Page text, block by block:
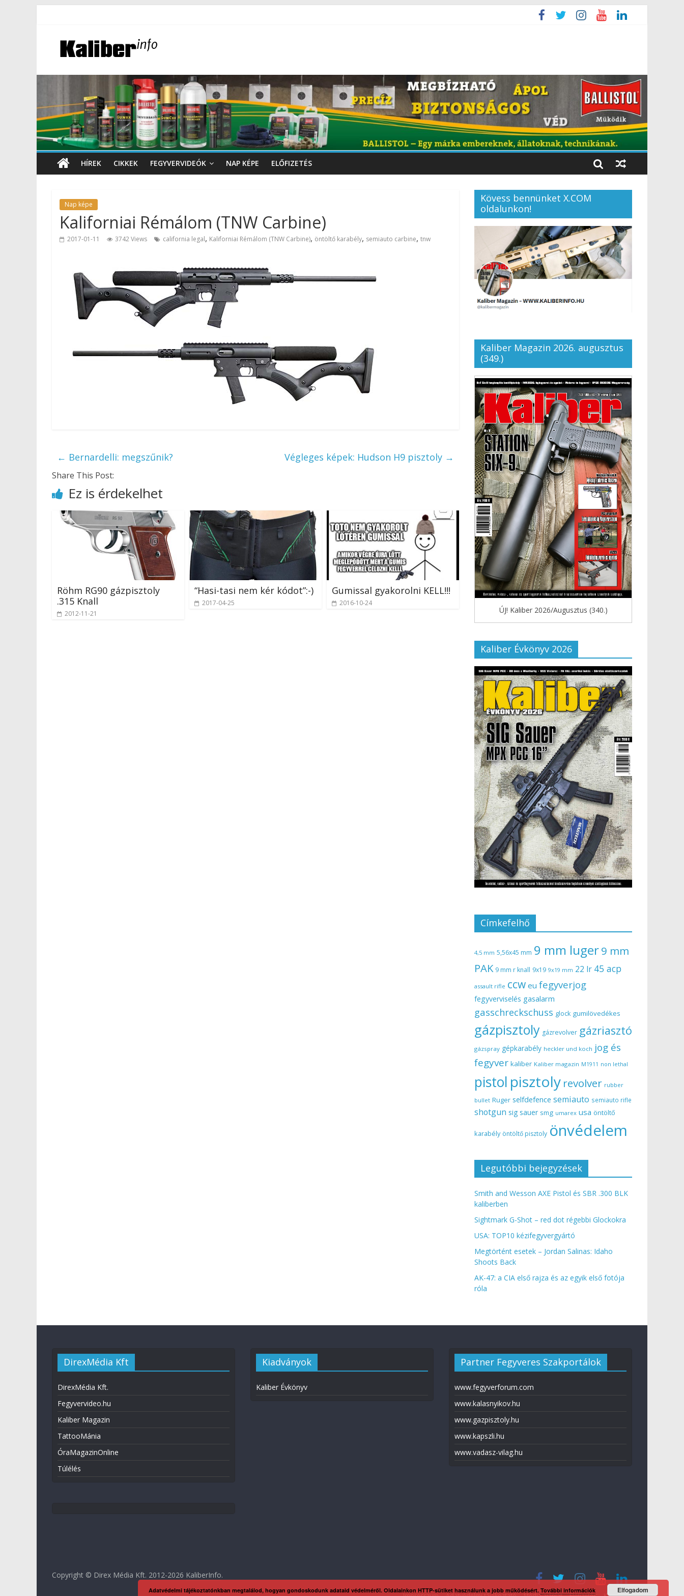
HÍREK CIKKEK FEGYVERVIDEÓK NAP KÉPE ELŐFIZETÉS
Nap képe
Kaliforniai Rémálom (TNW Carbine)
2017-01-11 3742 Views california legal, Kaliforniai Rémálom (TNW Carbine), öntöltő karabély, semiauto carbine, tnw
← Bernardelli: megszűnik? Végleges képek: Hudson H9 pisztoly →
Share This Post:
Ez is érdekelhet
Röhm RG90 gázpisztoly
.315 Knall
2012-11-21
“Hasi-tasi nem kér kódot”:-)
2017-04-25
Gumissal gyakorolni KELL!!!
2016-10-24
Kövess bennünket X.COM
oldalunkon!
Kaliber Magazin 2026. augusztus
(349.)
ÚJ! Kaliber 2026/Augusztus (340.)
Kaliber Évkönyv 2026
Címkefelhő
4,5 mm 5,56x45 mm 9 mm luger9 mm
PAK 9 mm r knall 9x19 9x19 mm 22 lr 45 acp
assault rifle ccw eu fegyverjog
fegyverviselés gasalarm
gasschreckschuss glock gumilövedékes
gázpisztoly gázrevolver gázriasztó
gázspray gépkarabély heckler und koch jog és
fegyver kaliber Kaliber magazin M1911 non lethal
pistol pisztoly revolver rubber
bullet Ruger selfdefence semiauto semiauto rifle
shotgun sig sauer smg umarex usa öntöltő
karabély öntöltő pisztoly önvédelem
Legutóbbi bejegyzések
Smith and Wesson AXE Pistol és SBR .300 BLK
kaliberben
Sightmark G-Shot – red dot régebbi Glockokra
USA: TOP10 kézifegyvergyártó
Megtörtént esetek – Jordan Salinas: Idaho
Shoots Back
AK-47: a CIA első rajza és az egyik első fotója
róla
DirexMédia Kft
DirexMédia Kft.
Fegyvervideo.hu
Kaliber Magazin
TattooMánia
ÓraMagazinOnline
Túlélés
Kiadványok
Kaliber Évkönyv
Partner Fegyveres Szakportálok
www.fegyverforum.com
www.kalasnyikov.hu
www.gazpisztoly.hu
www.kapszli.hu
www.vadasz-vilag.hu
Copyright © Direx Média Kft. 2012-2026 KaliberInfo.
Adatvédelmi tájékoztatónkban megtalálod, hogyan gondoskodunk adataid védelméről. Oldalainkon HTTP-sütiket használunk a jobb működésért. További információk Elfogadom